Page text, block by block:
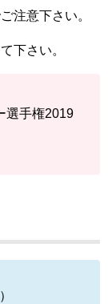
注意下さい。
下さい。
選手権2019